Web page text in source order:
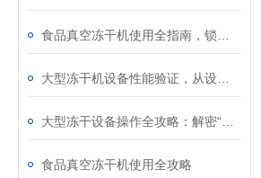
食品真空冻干机使用全攻略